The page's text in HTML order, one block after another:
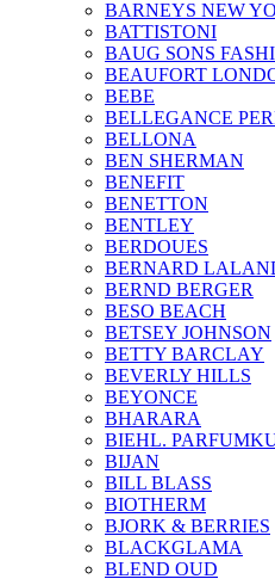
BARNEYS NEW
BATTISTONI
BAUG SONS
BEAUFORT
BEBE
BELLEGANCE
BELLONA
BEN SHERMAN
BENEFIT
BENETTON
BENTLEY
BERDOUES
BERNARD
BERND BERGER
BESO BEACH
BETSEY JOHNSON
BETTY BARCLAY
BEVERLY HILLS
BEYONCE
BHARARA
BIEHL.
BIJAN
BILL BLASS
BIOTHERM
BJORK & BERRIES
BLACKGLAMA
BLEND OUD